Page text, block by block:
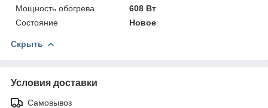
Мощность обогрева
608 Вт
Состояние
Новое
Скрыть
Условия доставки
Самовывоз